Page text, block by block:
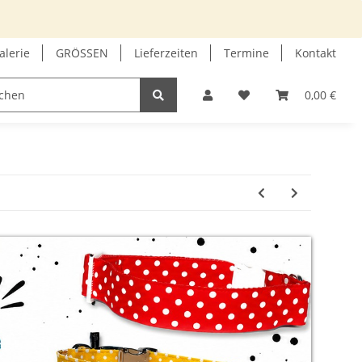
GRÖSSEN Lieferzeiten Termine Kontakt
0,00 €
GUTSCHEIN INFOECKE